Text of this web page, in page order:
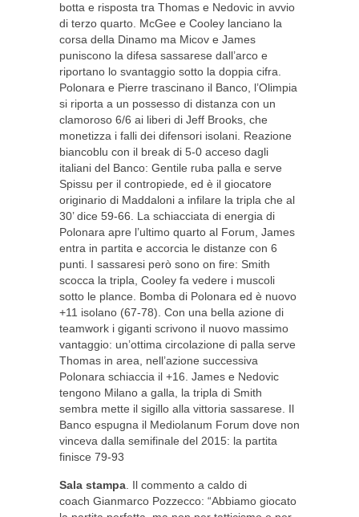
botta e risposta tra Thomas e Nedovic in avvio
di terzo quarto. McGee e Cooley lanciano la
corsa della Dinamo ma Micov e James
puniscono la difesa sassarese dall’arco e
riportano lo svantaggio sotto la doppia cifra.
Polonara e Pierre trascinano il Banco, l’Olimpia
si riporta a un possesso di distanza con un
clamoroso 6/6 ai liberi di Jeff Brooks, che
monetizza i falli dei difensori isolani. Reazione
biancoblu con il break di 5-0 acceso dagli
italiani del Banco: Gentile ruba palla e serve
Spissu per il contropiede, ed è il giocatore
originario di Maddaloni a infilare la tripla che al
30’ dice 59-66. La schiacciata di energia di
Polonara apre l’ultimo quarto al Forum, James
entra in partita e accorcia le distanze con 6
punti. I sassaresi però sono on fire: Smith
scocca la tripla, Cooley fa vedere i muscoli
sotto le plance. Bomba di Polonara ed è nuovo
+11 isolano (67-78). Con una bella azione di
teamwork i giganti scrivono il nuovo massimo
vantaggio: un’ottima circolazione di palla serve
Thomas in area, nell’azione successiva
Polonara schiaccia il +16. James e Nedovic
tengono Milano a galla, la tripla di Smith
sembra mette il sigillo alla vittoria sassarese. Il
Banco espugna il Mediolanum Forum dove non
vinceva dalla semifinale del 2015: la partita
finisce 79-93
Sala stampa . Il commento a caldo di
coach Gianmarco Pozzecco: “Abbiamo giocato